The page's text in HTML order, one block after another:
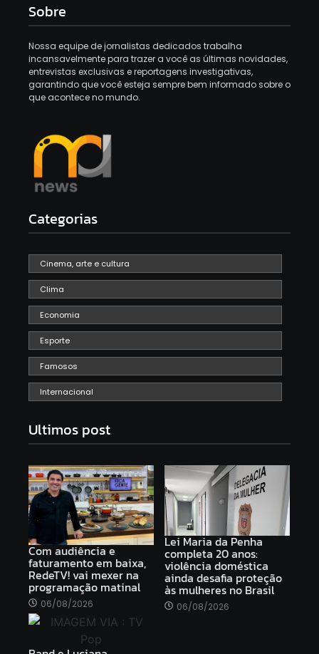
Sobre
Nossa equipe de jornalistas dedicados trabalha
incansavelmente para trazer a você as últimas novidades,
entrevistas exclusivas e reportagens investigativas,
garantindo que você esteja sempre bem informado sobre o
que acontece no mundo.
Categorias
Cinema, arte e cultura
Clima
Economia
Esporte
Famosos
Internacional
Ultimos post
Com audiência e
faturamento em baixa,
RedeTV! vai mexer na
programação matinal
06/08/2026
Lei Maria da Penha
completa 20 anos:
violência doméstica
ainda desafia proteção
às mulheres no Brasil
06/08/2026